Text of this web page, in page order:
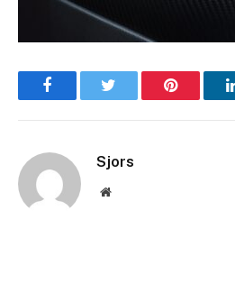
Facebook Pinterest
Sjors
Website